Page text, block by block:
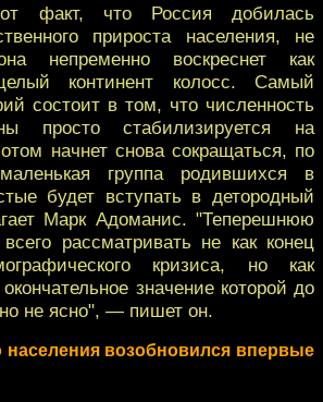
факт, что Россия добилась
прироста населения, не
непременно воскреснет как
континент колосс. Самый
состоит в том, что численность
просто стабилизируется на
начнет снова сокращаться, по
группа родившихся в
будет вступать в детородный
Марк Адоманис. "Теперешнюю
рассматривать не как конец
кризиса, но как
значение которой до
не ясно", — пишет он.
населения возобновился впервые